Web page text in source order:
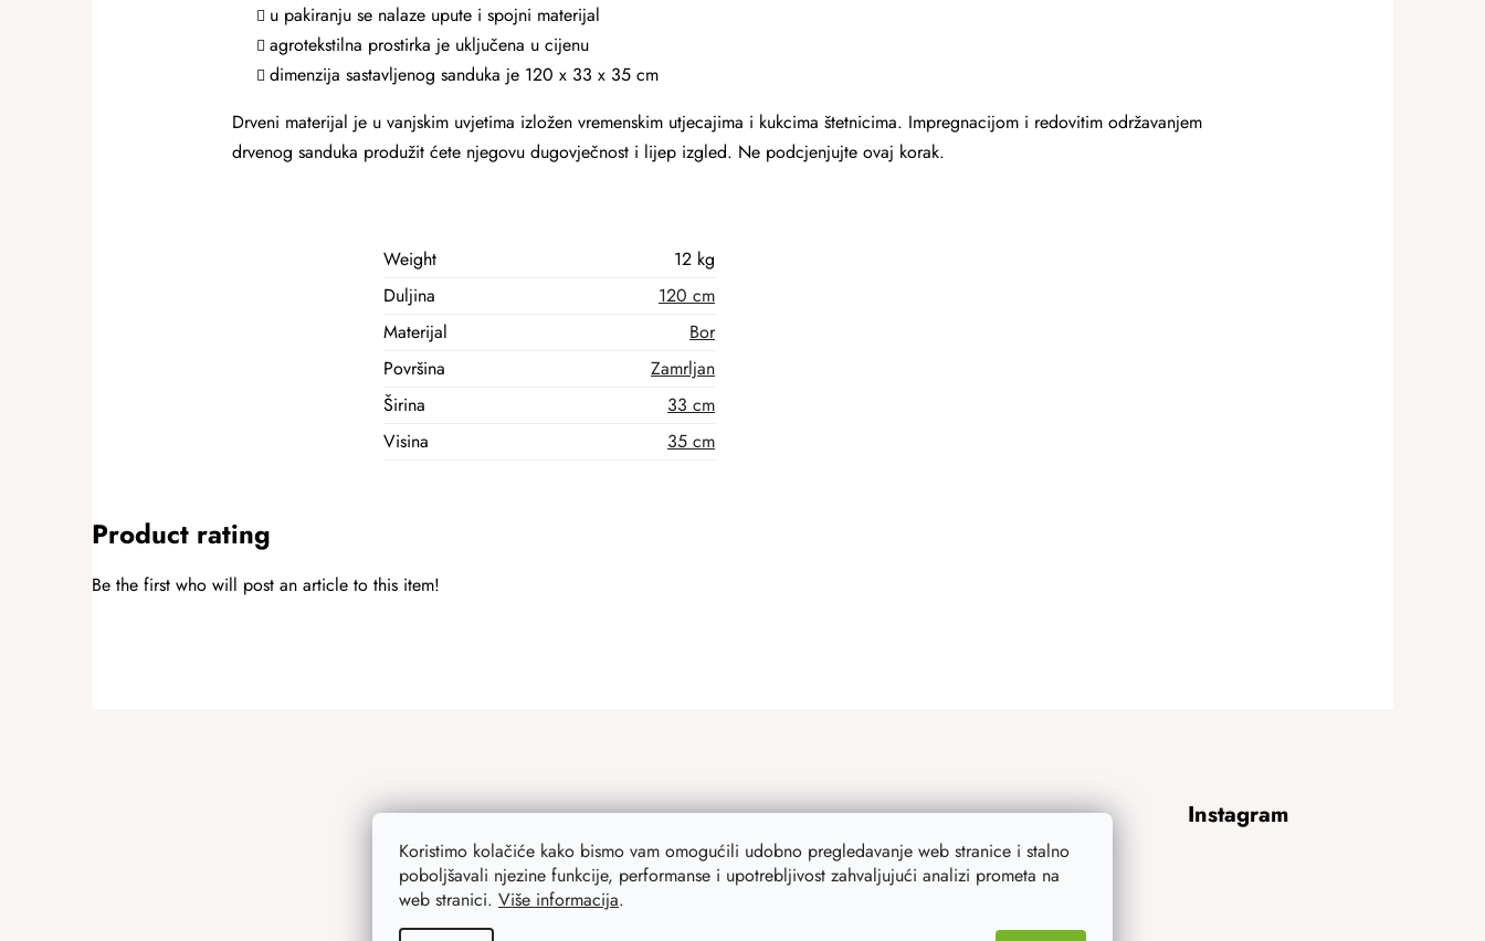
Koristimo kolačiće kako bismo vam omogućili udobno pregledavanje web stranice i stalno
poboljšavali njezine funkcije, performanse i upotrebljivost zahvaljujući analizi prometa na
web stranici. Više informacija.
u pakiranju se nalaze upute i spojni materijal
agrotekstilna prostirka je uključena u cijenu
dimenzija sastavljenog sanduka je 120 x 33 x 35 cm
Drveni materijal je u vanjskim uvjetima izložen vremenskim utjecajima i kukcima štetnicima. Impregnacijom i redovitim održavanjem
drvenog sanduka produžit ćete njegovu dugovječnost i lijep izgled. Ne podcjenjujte ovaj korak.
Weight
12 kg
Duljina
120 cm
Materijal
Bor
Površina
Zamrljan
Širina
33 cm
Visina
35 cm
Product rating
Be the first who will post an article to this item!
Instagram